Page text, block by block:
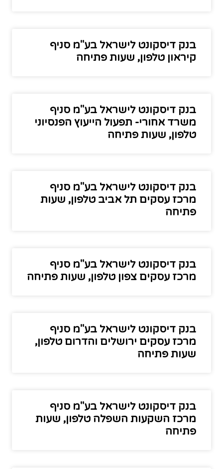
בנק דיסקונט לישראל בע"מ סניף
קיראון טלפון, שעות פתיחה
בנק דיסקונט לישראל בע"מ סניף
משרד אחורי- תפעול הייעוץ הפנסיוני
טלפון, שעות פתיחה
בנק דיסקונט לישראל בע"מ סניף
מרכז עסקים תל אביב טלפון, שעות
פתיחה
בנק דיסקונט לישראל בע"מ סניף
מרכז עסקים צפון טלפון, שעות פתיחה
בנק דיסקונט לישראל בע"מ סניף
מרכז עסקים ירושלים והדרום טלפון,
שעות פתיחה
בנק דיסקונט לישראל בע"מ סניף
מרכז השקעות השפלה טלפון, שעות
פתיחה